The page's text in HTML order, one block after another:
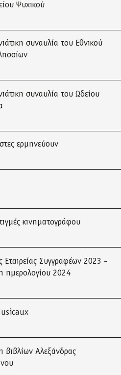
Ψυχικού
συναυλία του Εθνικού
συναυλία του Ωδείου
ερμηνεύουν
κινηματογράφου
Εταιρείας Συγγραφέων 2023 -
ημερολογίου 2024
βιβλίων Αλεξάνδρας